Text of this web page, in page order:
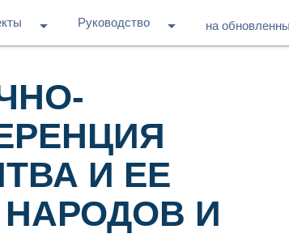
arrow_drop_down Руководство arrow_drop_down на
И ЕЕ
И